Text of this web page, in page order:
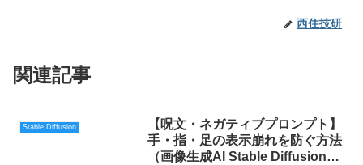
西住技研
関連記事
Stable Diffusion
【呪文・ネガティブプロンプト】
手・指・足の表示崩れを防ぐ方法
（画像生成AI Stable Diffusion